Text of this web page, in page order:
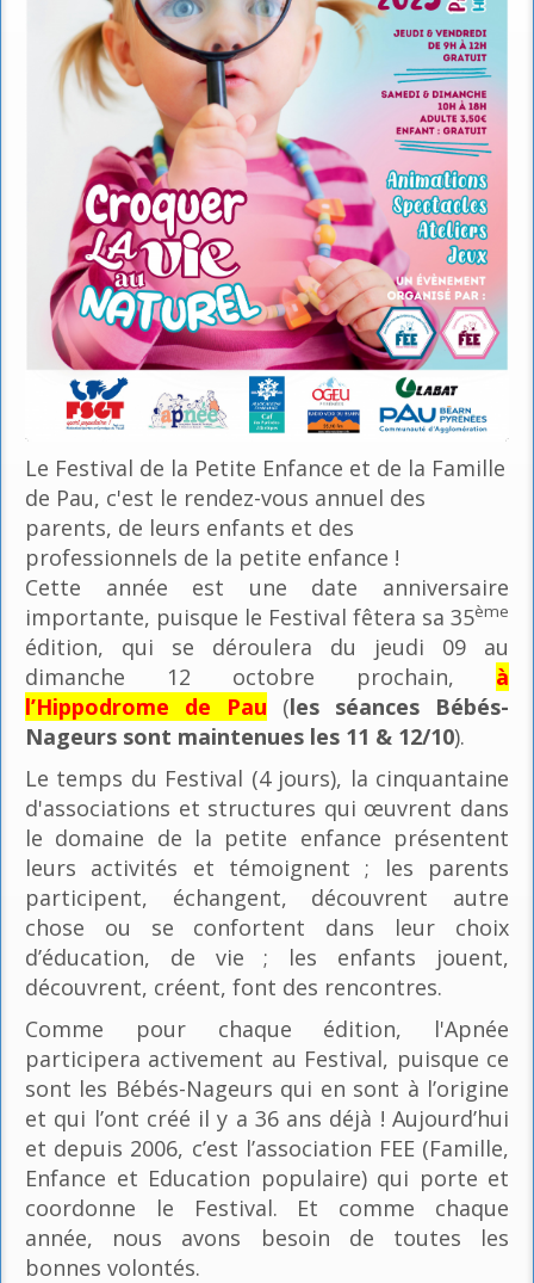
Le Festival de la Petite Enfance et de la Famille
de Pau, c'est le rendez-vous annuel des
parents, de leurs enfants et des
professionnels de la petite enfance !
Cette année est une date anniversaire
importante, puisque le Festival fêtera sa 35ème
édition, qui se déroulera du jeudi 09 au
dimanche 12 octobre prochain, à
l’Hippodrome de Pau (les séances Bébés-
Nageurs sont maintenues les 11 & 12/10).
Le temps du Festival (4 jours), la cinquantaine
d'associations et structures qui œuvrent dans
le domaine de la petite enfance présentent
leurs activités et témoignent ; les parents
participent, échangent, découvrent autre
chose ou se confortent dans leur choix
d’éducation, de vie ; les enfants jouent,
découvrent, créent, font des rencontres.
Comme pour chaque édition, l'Apnée
participera activement au Festival, puisque ce
sont les Bébés-Nageurs qui en sont à l’origine
et qui l’ont créé il y a 36 ans déjà ! Aujourd’hui
et depuis 2006, c’est l’association FEE (Famille,
Enfance et Education populaire) qui porte et
coordonne le Festival. Et comme chaque
année, nous avons besoin de toutes les
bonnes volontés.